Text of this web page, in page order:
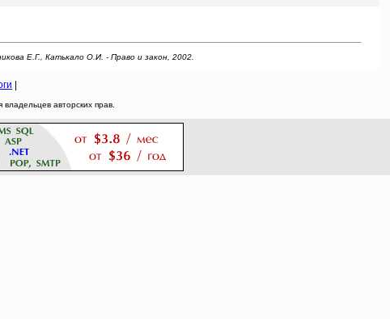
Е.Г., Катькало О.И. - Право и закон, 2002.
авторских прав.